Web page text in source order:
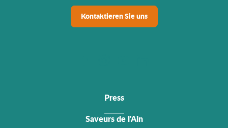
Kontaktieren Sie uns
Press
Saveurs de l'Ain